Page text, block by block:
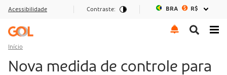
Ir para o menu
Ir para o conteúdo
Ir para o rodapé
Acessibilidade Contraste: BRA R$
Início
Nova medida de controle para